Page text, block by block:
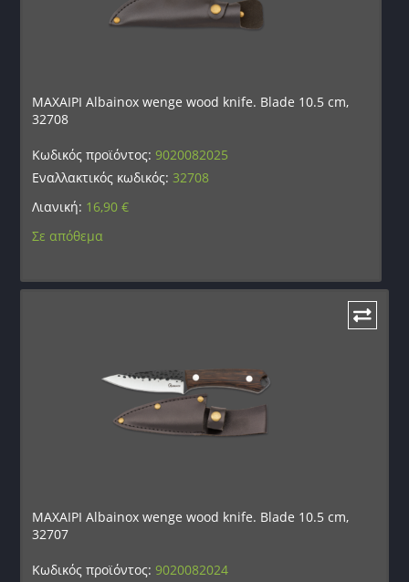
ΜΑΧΑΙΡΙ Albainox wenge wood knife. Blade 10.5 cm,
32708
Κωδικός προϊόντος:9020082025
Εναλλακτικός κωδικός: 32708
Λιανική: 16,90€
Σε απόθεμα
ΜΑΧΑΙΡΙ Albainox wenge wood knife. Blade 10.5 cm,
32707
Κωδικός προϊόντος:9020082024